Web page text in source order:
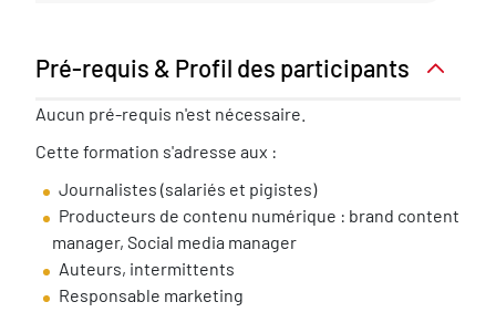
Pré-requis & Profil des participants
Pré-
Aucun pré-requis n'est nécessaire.
Cette formation s'adresse aux :
Journalistes (salariés et pigistes)
Producteurs de contenu numérique : brand content
manager, Social media manager
Auteurs, intermittents
Responsable marketing